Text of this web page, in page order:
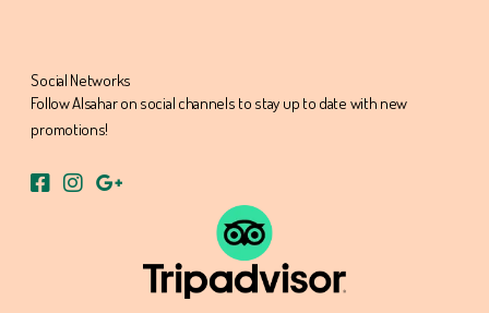
Social Networks
Follow Alsahar on social channels to stay up to date with new
promotions!